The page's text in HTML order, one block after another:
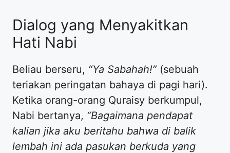
Dialog yang Menyakitkan
Hati Nabi
Beliau berseru, “Ya Sabahah!” (sebuah
teriakan peringatan bahaya di pagi hari).
Ketika orang-orang Quraisy berkumpul,
Nabi bertanya, “Bagaimana pendapat
kalian jika aku beritahu bahwa di balik
lembah ini ada pasukan berkuda yang